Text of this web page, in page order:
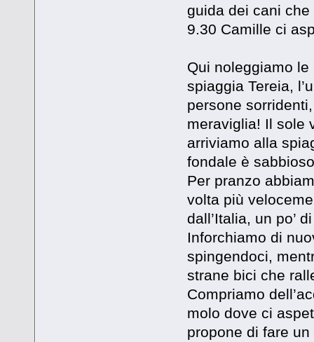
guida dei cani
9.30 Camille ci
Qui noleggiamo
spiaggia Tereia,
persone
meraviglia! Il sole
arriviamo alla
fondale è
Per pranzo
volta più
dall’Italia, un po’
Inforchiamo di
spingendoci,
strane bici che
Compriamo
molo dove ci
propone di fare